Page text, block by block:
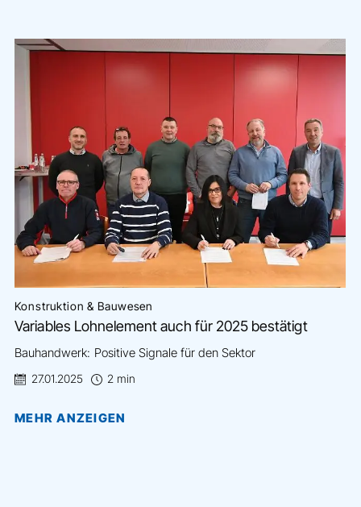
Konstruktion & Bauwesen
Variables Lohnelement auch für 2025 bestätigt
Bauhandwerk: Positive Signale für den Sektor
27.01.2025 2 min
MEHR ANZEIGEN